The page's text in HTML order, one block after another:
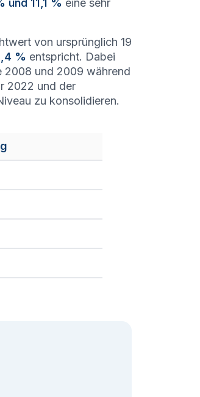
und 11,1 % eine sehr
von ursprünglich 19
% entspricht. Dabei
2008 und 2009 während
2022 und der
zu konsolidieren.